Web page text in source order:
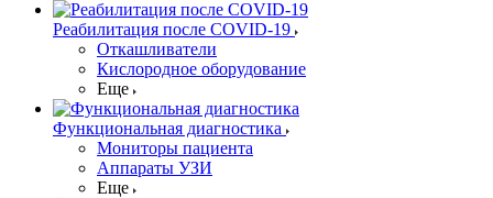
Реабилитация после COVID-19
Откашливатели
Кислородное оборудование
Еще
Функциональная диагностика
Мониторы пациента
Аппараты УЗИ
Еще